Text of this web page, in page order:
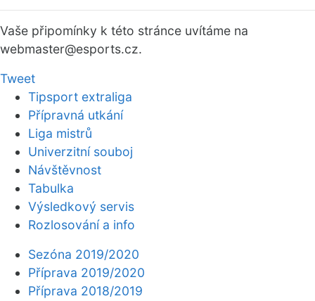
Vaše připomínky k této stránce uvítáme na
webmaster@esports.cz.
Tweet
Tipsport extraliga
Přípravná utkání
Liga mistrů
Univerzitní souboj
Návštěvnost
Tabulka
Výsledkový servis
Rozlosování a info
Sezóna 2019/2020
Příprava 2019/2020
Příprava 2018/2019